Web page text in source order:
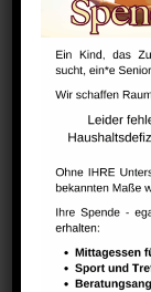
August 10 @